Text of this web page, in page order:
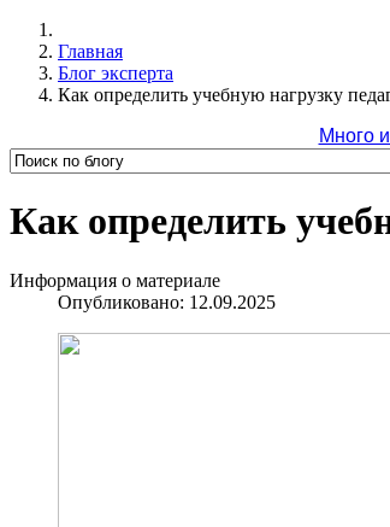
Главная
Блог эксперта
Как определить учебную нагрузку
Много
Как определить
Информация о материале
Опубликовано: 12.09.2025